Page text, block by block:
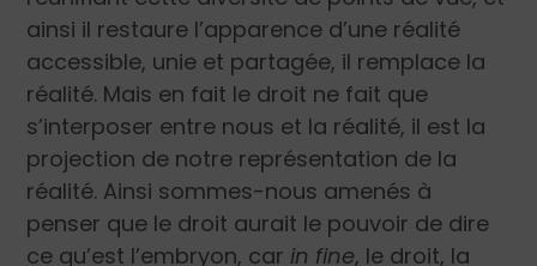
ainsi il restaure l’apparence d’une réalité
accessible, unie et partagée, il remplace la
réalité. Mais en fait le droit ne fait que
s’interposer entre nous et la réalité, il est la
projection de notre représentation de la
réalité. Ainsi sommes-nous amenés à
penser que le droit aurait le pouvoir de dire
ce qu’est l’embryon, car in fine, le droit, la